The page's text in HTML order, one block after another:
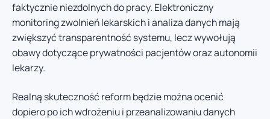
faktycznie niezdolnych do pracy. Elektroniczny
monitoring zwolnień lekarskich i analiza danych mają
zwiększyć transparentność systemu, lecz wywołują
obawy dotyczące prywatności pacjentów oraz autonomii
lekarzy.
Realną skuteczność reform będzie można ocenić
dopiero po ich wdrożeniu i przeanalizowaniu danych